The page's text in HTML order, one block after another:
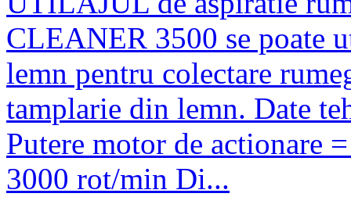
CLEANER 3500 se poate
lemn pentru colectare
tamplarie din lemn. Date
Putere motor de actionare
3000 rot/min Di...